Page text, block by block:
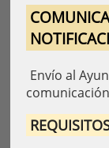
Envío al